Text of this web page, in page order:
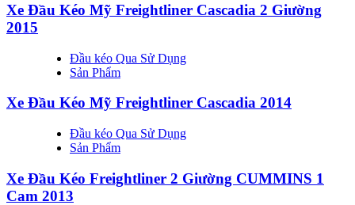
Xe Đầu Kéo Mỹ Freightliner Cascadia 2 Giường
2015
Đầu kéo Qua Sử Dụng
Sản Phẩm
Xe Đầu Kéo Mỹ Freightliner Cascadia 2014
Đầu kéo Qua Sử Dụng
Sản Phẩm
Xe Đầu Kéo Freightliner 2 Giường CUMMINS 1
Cam 2013